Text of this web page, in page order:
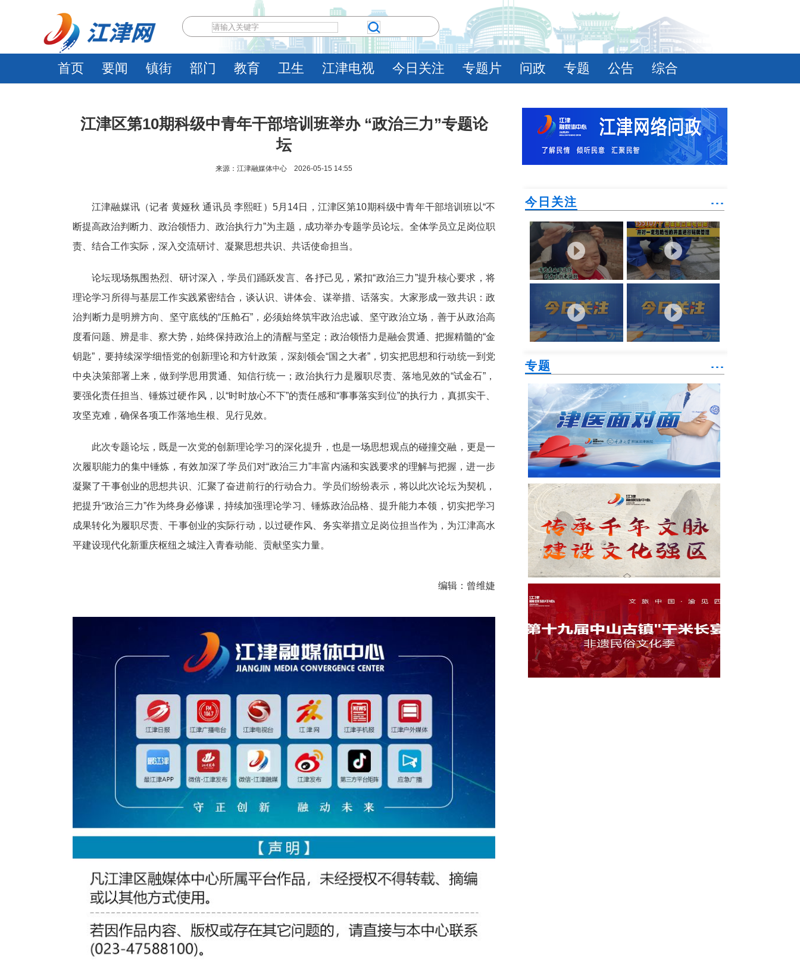
首页 要闻 镇街 部门 教育 卫生 江津电视 今日关注 专题片 问政 专题 公告 综合
江津区第10期科级中青年干部培训班举办 “政治三力”专题论
坛
来源：江津融媒体中心 2026-05-15 14:55
江津融媒讯（记者 黄娅秋 通讯员 李熙旺）5月14日，江津区第10期科级中青年干部培训班以“不
断提高政治判断力、政治领悟力、政治执行力”为主题，成功举办专题学员论坛。全体学员立足岗位职
责、结合工作实际，深入交流研讨、凝聚思想共识、共话使命担当。
论坛现场氛围热烈、研讨深入，学员们踊跃发言、各抒己见，紧扣“政治三力”提升核心要求，将
理论学习所得与基层工作实践紧密结合，谈认识、讲体会、谋举措、话落实。大家形成一致共识：政
治判断力是明辨方向、坚守底线的“压舱石”，必须始终筑牢政治忠诚、坚守政治立场，善于从政治高
度看问题、辨是非、察大势，始终保持政治上的清醒与坚定；政治领悟力是融会贯通、把握精髓的“金
钥匙”，要持续深学细悟党的创新理论和方针政策，深刻领会“国之大者”，切实把思想和行动统一到党
中央决策部署上来，做到学思用贯通、知信行统一；政治执行力是履职尽责、落地见效的“试金石”，
要强化责任担当、锤炼过硬作风，以“时时放心不下”的责任感和“事事落实到位”的执行力，真抓实干、
攻坚克难，确保各项工作落地生根、见行见效。
此次专题论坛，既是一次党的创新理论学习的深化提升，也是一场思想观点的碰撞交融，更是一
次履职能力的集中锤炼，有效加深了学员们对“政治三力”丰富内涵和实践要求的理解与把握，进一步
凝聚了干事创业的思想共识、汇聚了奋进前行的行动合力。学员们纷纷表示，将以此次论坛为契机，
把提升“政治三力”作为终身必修课，持续加强理论学习、锤炼政治品格、提升能力本领，切实把学习
成果转化为履职尽责、干事创业的实际行动，以过硬作风、务实举措立足岗位担当作为，为江津高水
平建设现代化新重庆枢纽之城注入青春动能、贡献坚实力量。
编辑：曾维婕
今日关注 ˙˙˙
专题 ˙˙˙